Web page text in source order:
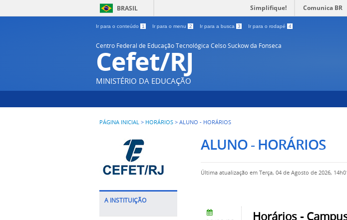
BRASIL Simplifique! Comunica BR
Ir para o conteúdo 1 Ir para o menu 2 Ir para a busca 3 Ir para o rodapé 4
Centro Federal de Educação Tecnológica Celso Suckow da Fonseca
Cefet/RJ
MINISTÉRIO DA EDUCAÇÃO
PÁGINA INICIAL > HORÁRIOS > ALUNO - HORÁRIOS
A INSTITUIÇÃO
ALUNO - HORÁRIOS
Última atualização em Terça, 04 de Agosto de 2026,
Horários -